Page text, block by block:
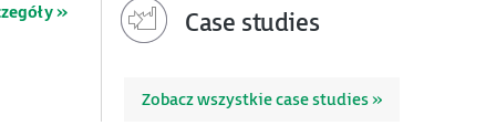
» Case studies
Zobacz wszystkie case studies »